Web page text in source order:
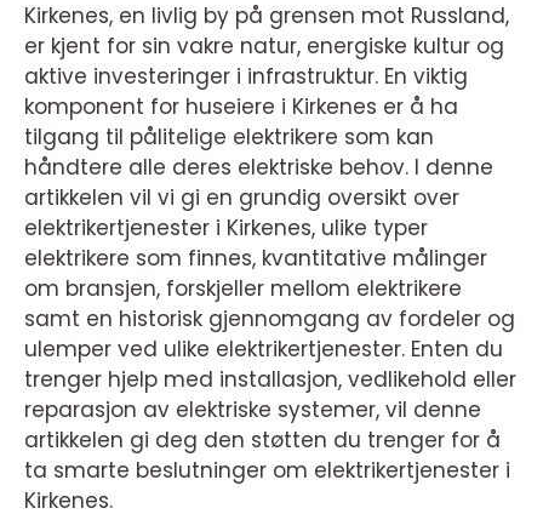
Kirkenes, en livlig by på grensen mot Russland,
er kjent for sin vakre natur, energiske kultur og
aktive investeringer i infrastruktur. En viktig
komponent for huseiere i Kirkenes er å ha
tilgang til pålitelige elektrikere som kan
håndtere alle deres elektriske behov. I denne
artikkelen vil vi gi en grundig oversikt over
elektrikertjenester i Kirkenes, ulike typer
elektrikere som finnes, kvantitative målinger
om bransjen, forskjeller mellom elektrikere
samt en historisk gjennomgang av fordeler og
ulemper ved ulike elektrikertjenester. Enten du
trenger hjelp med installasjon, vedlikehold eller
reparasjon av elektriske systemer, vil denne
artikkelen gi deg den støtten du trenger for å
ta smarte beslutninger om elektrikertjenester i
Kirkenes.